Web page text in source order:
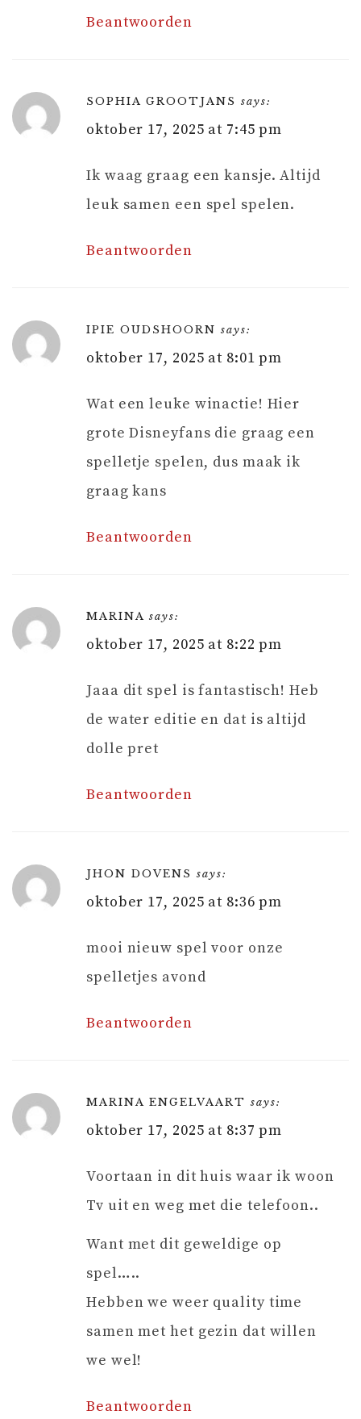
Beantwoorden
SOPHIA GROOTJANS says:
oktober 17, 2025 at 7:45 pm
Ik waag graag een kansje. Altijd
leuk samen een spel spelen.
Beantwoorden
IPIE OUDSHOORN says:
oktober 17, 2025 at 8:01 pm
Wat een leuke winactie! Hier
grote Disneyfans die graag een
spelletje spelen, dus maak ik
graag kans
Beantwoorden
MARINA says:
oktober 17, 2025 at 8:22 pm
Jaaa dit spel is fantastisch! Heb
de water editie en dat is altijd
dolle pret
Beantwoorden
JHON DOVENS says:
oktober 17, 2025 at 8:36 pm
mooi nieuw spel voor onze
spelletjes avond
Beantwoorden
MARINA ENGELVAART says:
oktober 17, 2025 at 8:37 pm
Voortaan in dit huis waar ik woon
Tv uit en weg met die telefoon..
Want met dit geweldige op
spel…..
Hebben we weer quality time
samen met het gezin dat willen
we wel!
Beantwoorden